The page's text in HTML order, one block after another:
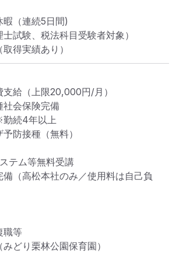
（連続5日間)
試験、税法科目受験者対象）
得実績あり）
給（上限20,000円/月）
会保険完備
続4年以上
防接種（無料）
テム等無料受講
（高松本社のみ／使用料は自己負
職等
どり栗林公園保育園）